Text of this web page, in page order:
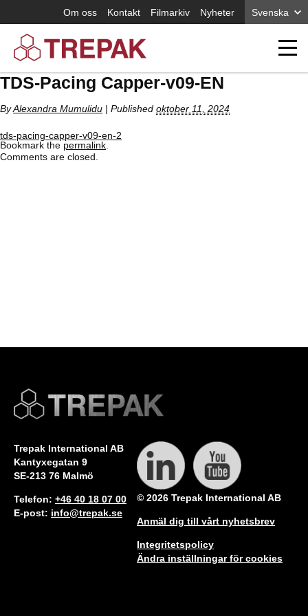
Om oss Kontakt Filmarkiv Nyheter Svenska
TDS-Pacing Capper-v09-EN
ByAlexandra Mumulidu | Published oktober 11, 2024
tds-pacing-capper-v09-en-2
Bookmark the permalink
Comments are closed.
Trepak International AB
Kantyxegatan 9
SE-213 76 Malmö
Telefon: +46 40 18 07 00
E-post: info@trepak.se
© 2026 Trepak International AB
Anmäl dig till vårt nyhetsbrev
Integritetspolicy
Ändra inställningar för cookies